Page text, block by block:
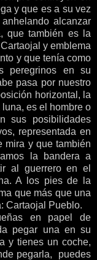
y que es a su vez
alcanzar
que también es la
y emblema
y que tenía como
peregrinos en su
pasa por nuestro
horizontal, la
es el hombre o
sus posibilidades
representada en
mira y que también
la bandera a
al guerrero en el
A los pies de la
que más que una
Cartaojal Pueblo.
en papel de
pegar una en su
y tienes un coche,
pegarla, puedes